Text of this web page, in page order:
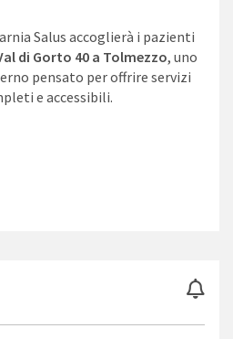
Salus accoglierà i pazienti
di Gorto 40 a Tolmezzo, uno
pensato per offrire servizi
e accessibili.